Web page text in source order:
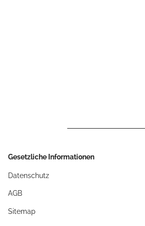
Gesetzliche Informationen
Datenschutz
AGB
Sitemap